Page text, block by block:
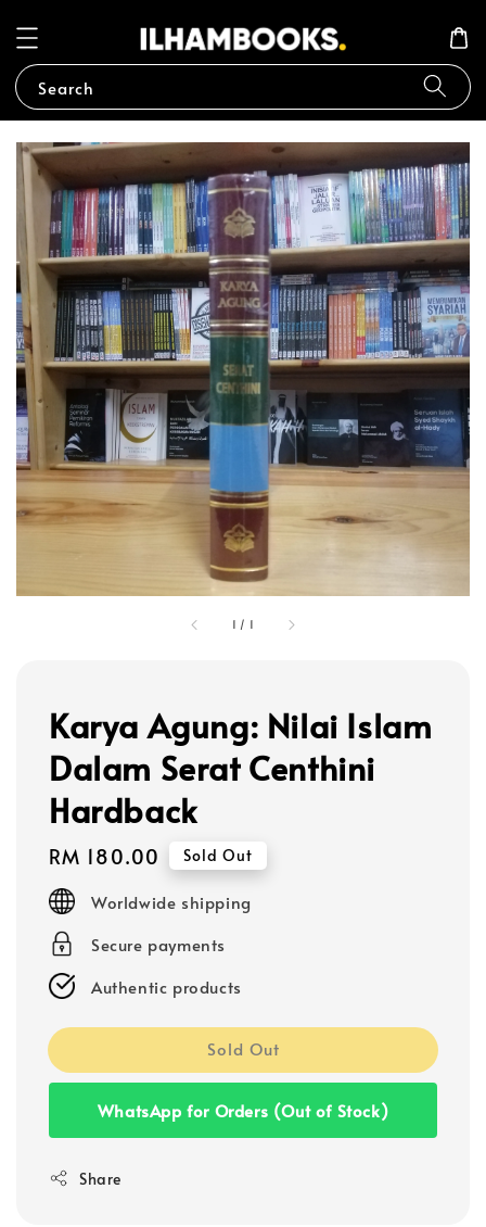
Search
1 / 1
Karya Agung: Nilai Islam
Dalam Serat Centhini
Hardback
Regular
price
RM 180.00 Sold Out
Worldwide shipping
Secure payments
Authentic products
Sold Out
WhatsApp for Orders (Out of Stock)
Share